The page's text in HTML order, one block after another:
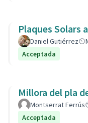
Plaques Solars
Daniel Gutiérrez
Acceptada
Millora del pla
Montserrat Ferrús
Acceptada